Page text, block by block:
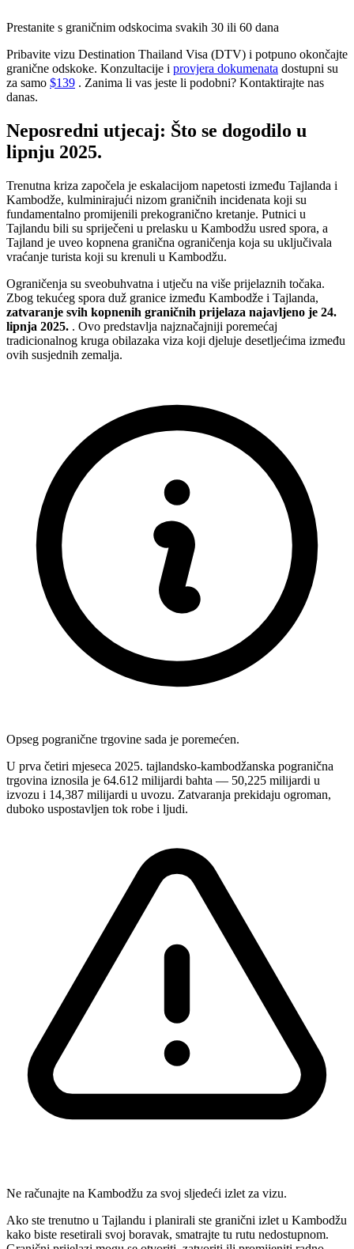
Prestanite s graničnim odskocima svakih 30 ili 60 dana
Pribavite vizu Destination Thailand Visa (DTV) i potpuno okončajte
granične odskoke. Konzultacije i provjera dokumenata dostupni su
za samo $139 . Zanima li vas jeste li podobni? Kontaktirajte nas
danas.
Neposredni utjecaj: Što se dogodilo u
lipnju 2025.
Trenutna kriza započela je eskalacijom napetosti između Tajlanda i
Kambodže, kulminirajući nizom graničnih incidenata koji su
fundamentalno promijenili prekogranično kretanje. Putnici u
Tajlandu bili su spriječeni u prelasku u Kambodžu usred spora, a
Tajland je uveo kopnena granična ograničenja koja su uključivala
vraćanje turista koji su krenuli u Kambodžu.
Ograničenja su sveobuhvatna i utječu na više prijelaznih točaka.
Zbog tekućeg spora duž granice između Kambodže i Tajlanda,
zatvaranje svih kopnenih graničnih prijelaza najavljeno je 24.
lipnja 2025. . Ovo predstavlja najznačajniji poremećaj
tradicionalnog kruga obilazaka viza koji djeluje desetljećima između
ovih susjednih zemalja.
Opseg pogranične trgovine sada je poremećen.
U prva četiri mjeseca 2025. tajlandsko-kambodžanska pogranična
trgovina iznosila je 64.612 milijardi bahta — 50,225 milijardi u
izvozu i 14,387 milijardi u uvozu. Zatvaranja prekidaju ogroman,
duboko uspostavljen tok robe i ljudi.
Ne računajte na Kambodžu za svoj sljedeći izlet za vizu.
Ako ste trenutno u Tajlandu i planirali ste granični izlet u Kambodžu
kako biste resetirali svoj boravak, smatrajte tu rutu nedostupnom.